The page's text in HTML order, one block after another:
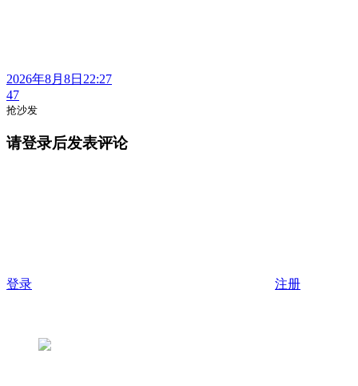
2026年8月8日22:27
47
抢沙发
请登录后发表评论
登录 注册